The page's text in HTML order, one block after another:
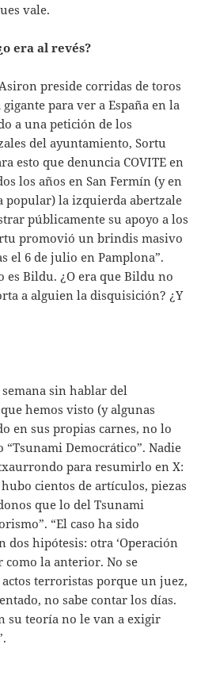
vale.
era al revés?
preside corridas de toros
para ver a España en la
a una petición de los
del ayuntamiento, Sortu
esto que denuncia COVITE en
los años en San Fermín (y en
popular) la izquierda abertzale
públicamente su apoyo a los
promovió un brindis masivo
el 6 de julio en Pamplona”.
es Bildu. ¿O era que Bildu no
a alguien la disquisición? ¿Y
sin hablar del
hemos visto (y algunas
en sus propias carnes, no lo
Democrático”. Nadie
para resumirlo en X:
cientos de artículos, piezas
que lo del Tsunami
“El caso ha sido
dos hipótesis: otra ‘Operación
como la anterior. No se
terroristas porque un juez,
no sabe contar los días.
su teoría no le van a exigir